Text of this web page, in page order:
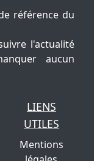
référence du
l'actualité
aucun
LIENS
UTILES
Mentions